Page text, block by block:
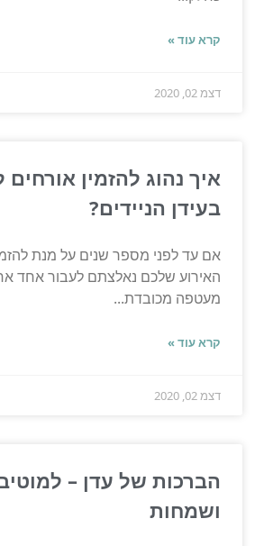
קרא עוד »
דצמ 02, 2020
איך נהוג להזמין אורחים
בעידן הניידים?
אם עד לפני מספר שנים על מנת
האירוע שלכם נאלצתם לעבור אחד
מעטפה מכובדת...
קרא עוד »
דצמ 02, 2020
הברכות של עדן –
ושמחות